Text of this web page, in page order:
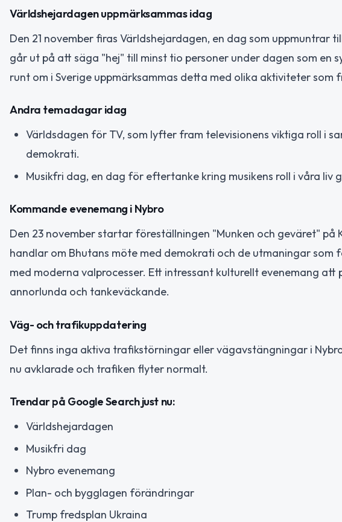
Världshejardagen uppmärksammas idag
Den 21 november firas Världshejardagen, en dag som
går ut på att säga "hej" till minst tio personer under dagen som en
runt om i Sverige uppmärksammas detta med olika aktiviteter som
Andra temadagar idag
Världsdagen för TV, som lyfter fram televisionens viktiga roll i
demokrati.
Musikfri dag, en dag för eftertanke kring musikens roll i våra liv
Kommande evenemang i Nybro
Den 23 november startar föreställningen "Munken och geväret" på
handlar om Bhutans möte med demokrati och de utmaningar
med moderna valprocesser. Ett intressant kulturellt evenemang
annorlunda och tankeväckande.
Väg- och trafikuppdatering
Det finns inga aktiva trafikstörningar eller vägavstängningar i
nu avklarade och trafiken flyter normalt.
Trendar på Google Search just nu:
Världshejardagen
Musikfri dag
Nybro evenemang
Plan- och bygglagen förändringar
Trump fredsplan Ukraina